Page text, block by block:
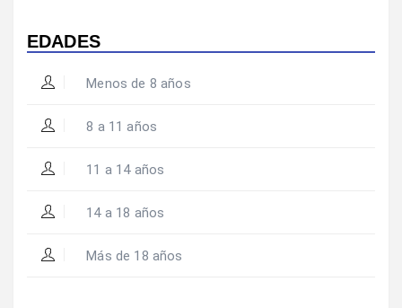
EDADES
Menos de 8 años
8 a 11 años
11 a 14 años
14 a 18 años
Más de 18 años